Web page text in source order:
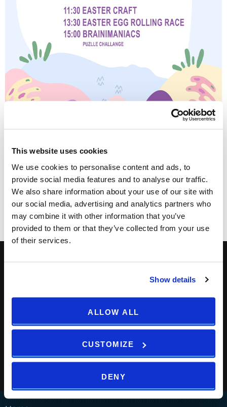
This website uses cookies
We use cookies to personalise content and ads, to
provide social media features and to analyse our traffic.
We also share information about your use of our site with
our social media, advertising and analytics partners who
may combine it with other information that you’ve
provided to them or that they’ve collected from your use
of their services.
Show details
ALLOW ALL
CUSTOMIZE
DENY
Print Email